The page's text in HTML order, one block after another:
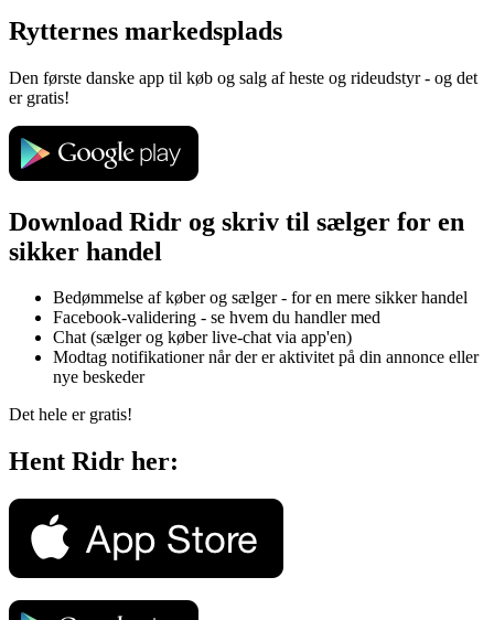
Rytternes markedsplads
Den første danske app til køb og salg af heste og rideudstyr - og det
er gratis!
Download Ridr og skriv til sælger for en
sikker handel
Bedømmelse af køber og sælger - for en mere sikker handel
Facebook-validering - se hvem du handler med
Chat (sælger og køber live-chat via app'en)
Modtag notifikationer når der er aktivitet på din annonce eller
nye beskeder
Det hele er gratis!
Hent Ridr her: